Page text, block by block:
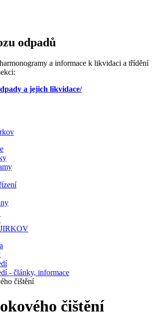
odpadů
a informace k likvidaci a třídění
a jejich likvidace/
- články, informace
čištění
čištění